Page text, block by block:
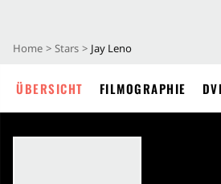
Home Stars Jay Leno
ÜBERSICHT FILMOGRAPHIE